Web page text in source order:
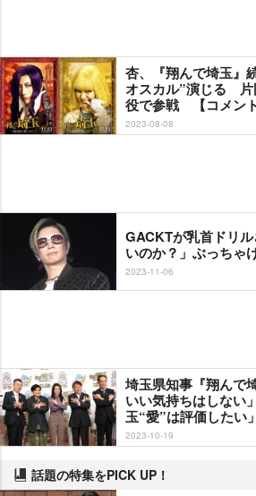
杏、『翔んで埼玉』
オスカル”演じる 片
役で参戦 【コメント
2023-08-08
GACKTが乳首ドリ
いのか？」ぶっちゃ
2023-11-06
埼玉県知事『翔んで
いい気持ちはしな
玉“愛”は評価したい
2023-10-19
話題の特集をPICK UP！